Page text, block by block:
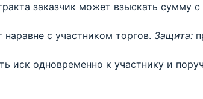
заказчик может взыскать сумму с
с участником торгов. Защита:
иск одновременно к участнику и